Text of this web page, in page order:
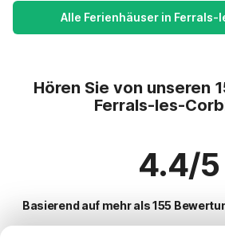
Alle Ferienhäuser in Ferrals-
Hören Sie von unseren
Ferrals-les-
4.4/5
Basierend auf mehr als 155